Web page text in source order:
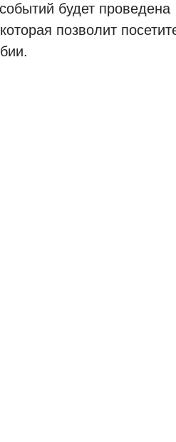
будет проведена
позволит